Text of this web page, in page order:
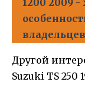
владельцев
Другой
Suzuki TS 250